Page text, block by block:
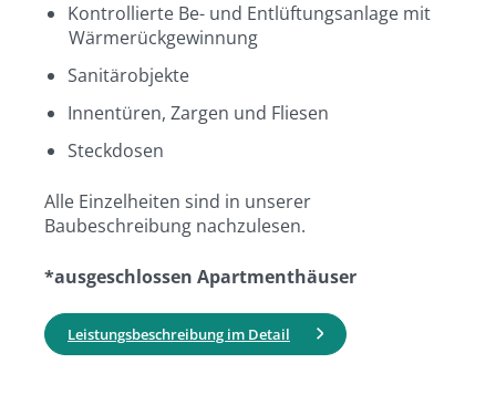
Kontrollierte Be- und Entlüftungsanlage mit
Wärmerückgewinnung
Sanitärobjekte
Innentüren, Zargen und Fliesen
Steckdosen
Alle Einzelheiten sind in unserer
Baubeschreibung nachzulesen.
*ausgeschlossen Apartmenthäuser
Leistungsbeschreibung im Detail